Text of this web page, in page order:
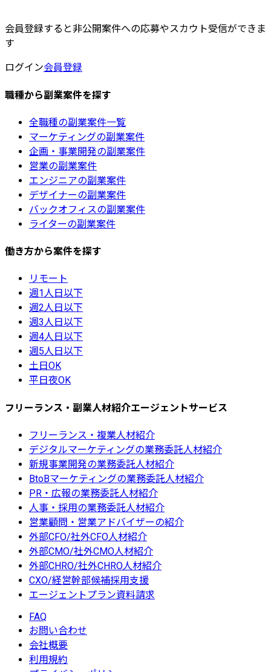
会員登録すると非公開案件への応募やスカウト受信ができま
す
ログイン会員登録
職種から副業案件を探す
全職種の副業案件一覧
マーケティングの副業案件
企画・事業開発の副業案件
営業の副業案件
エンジニアの副業案件
デザイナーの副業案件
バックオフィスの副業案件
ライターの副業案件
働き方から案件を探す
リモート
週1人日以下
週2人日以下
週3人日以下
週4人日以下
週5人日以下
土日OK
平日夜OK
フリーランス・副業人材紹介エージェントサービス
フリーランス・複業人材紹介
デジタルマーケティングの業務委託人材紹介
新規事業開発の業務委託人材紹介
BtoBマーケティングの業務委託人材紹介
PR・広報の業務委託人材紹介
人事・採用の業務委託人材紹介
営業顧問・営業アドバイザーの紹介
外部CFO/社外CFO人材紹介
外部CMO/社外CMO人材紹介
外部CHRO/社外CHRO人材紹介
CXO/経営幹部候補採用支援
エージェントプラン資料請求
FAQ
お問い合わせ
会社概要
利用規約